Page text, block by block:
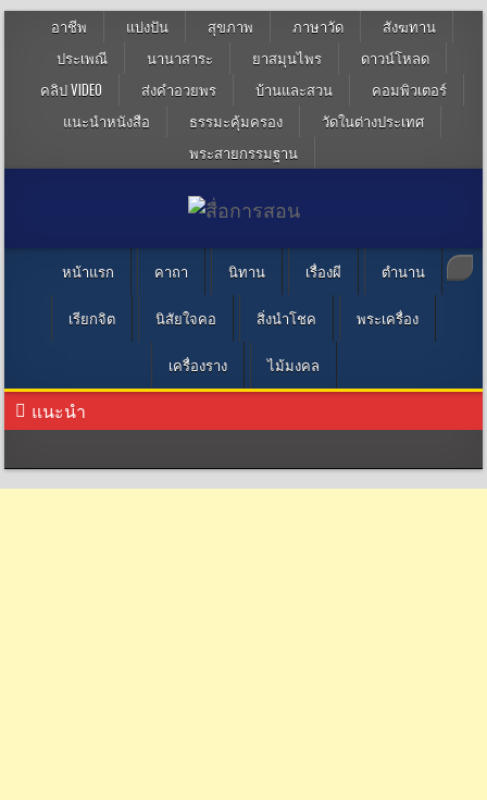
อาชีพ แบ่งปัน สุขภาพ ภาษาวัด
สังฆทาน
ประเพณี
นานาสาระ ยาสมุนไพร
ดาวน์โหลด
คลิป VIDEO
ส่งคำอวยพร บ้านและสวน
คอมพิวเตอร์
แนะนำหนังสือ
ธรรมะคุ้มครอง
วัดในต่างประเทศ
พระสายกรรมฐาน
หน้าแรก คาถา นิทาน เรื่องผี ตำนาน
เรียกจิต นิสัยใจคอ สิ่งนำโชค พระเครื่อง
เครื่องราง ไม้มงคล
แนะนำ